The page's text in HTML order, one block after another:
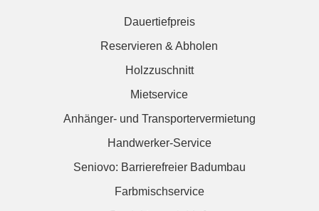
Dauertiefpreis
Reservieren & Abholen
Holzzuschnitt
Mietservice
Anhänger- und Transportervermietung
Handwerker-Service
Seniovo: Barrierefreier Badumbau
Farbmischservice